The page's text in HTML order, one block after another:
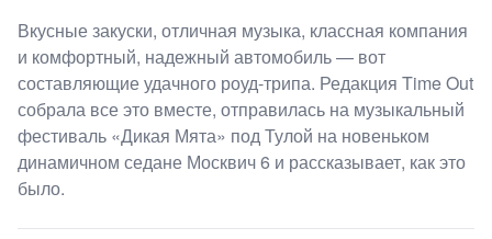
Вкусные закуски, отличная музыка, классная компания
и комфортный, надежный автомобиль — вот
составляющие удачного роуд-трипа. Редакция Time Out
собрала все это вместе, отправилась на музыкальный
фестиваль «Дикая Мята» под Тулой на новеньком
динамичном седане Москвич 6 и рассказывает, как это
было.